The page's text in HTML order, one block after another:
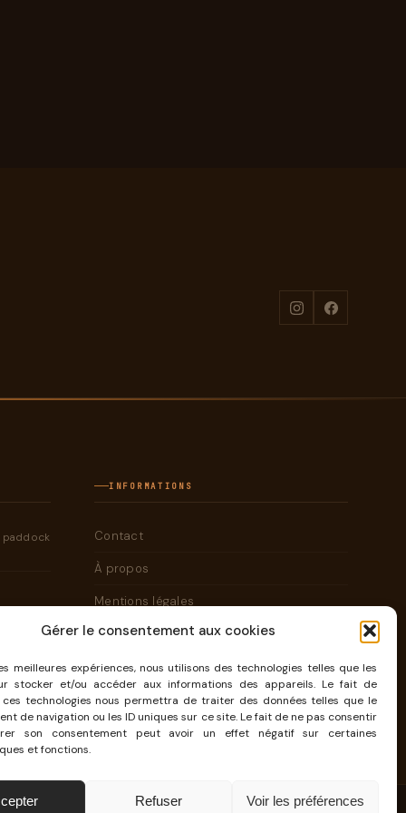
Gérer le consentement aux cookies
meilleures expériences, nous utilisons des technologies telles que les
stocker et/ou accéder aux informations des appareils. Le fait de
technologies nous permettra de traiter des données telles que le
de navigation ou les ID uniques sur ce site. Le fait de ne pas consentir
son consentement peut avoir un effet négatif sur certaines
et fonctions.
Refuser Voir les préférences
INFORMATIONS
Contact
À propos
Mentions légales
Cookies
CONTACT@KAMBOUIS.COM